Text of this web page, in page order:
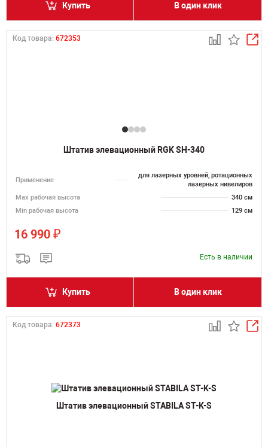
Купить В один клик
Код товара: 672353
Штатив элевационный RGK SH-340
Применение
для лазерных уровней, ротационных
лазерных нивелиров
Мах рабочая высота
340 см
Min рабочая высота
129 см
16 990 ₽
Есть в наличии
Купить В один клик
Код товара: 672373
Штатив элевационный STABILA ST-K-S